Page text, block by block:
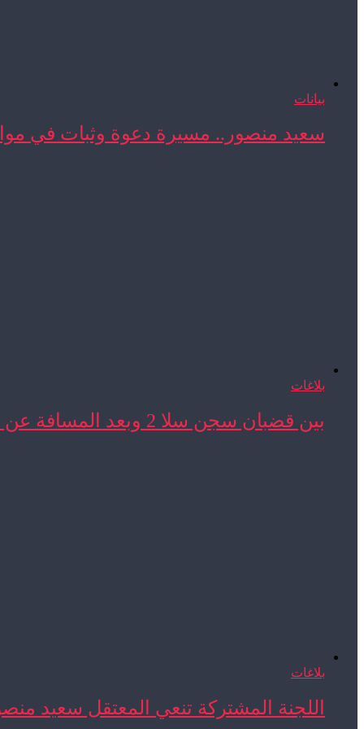
بيانات
سعيد منصور.. مسيرة دعوة وثبات في
بلاغات
بين قضبان سجن سلا 2 وبعد المسافة عن ...
بلاغات
اللجنة المشتركة تنعي المعتقل سعيد